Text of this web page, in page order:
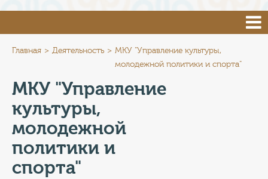
ПРЕСС-ЦЕНТР
ТУРИСТАМ
КОНТАКТЫ
ГЕРОИ Z
Главная Деятельность
МКУ "Управление культуры,
молодежной политики и спорта"
МКУ "Управление
культуры,
молодежной
политики и
спорта"